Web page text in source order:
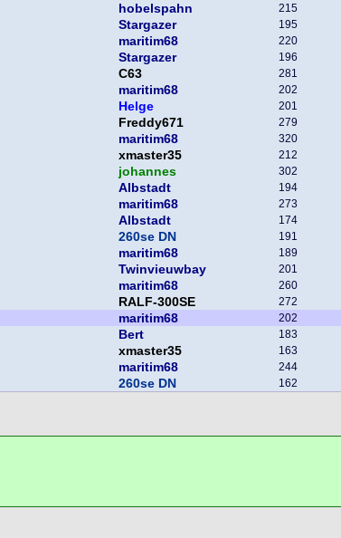
hobelspahn 215
Stargazer 195
maritim68 220
Stargazer 196
C63 281
maritim68 202
Helge 201
Freddy671 279
maritim68 320
xmaster35 212
johannes 302
Albstadt 194
maritim68 273
Albstadt 174
260se DN 191
maritim68 189
Twinvieuwbay 201
maritim68 260
RALF-300SE 272
maritim68 202
Bert 183
xmaster35 163
maritim68 244
260se DN 162